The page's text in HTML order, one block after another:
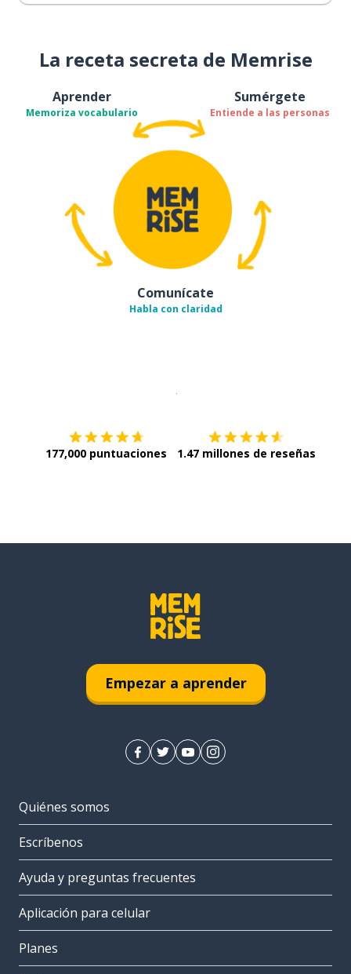
La receta secreta de Memrise
Aprender
Memoriza vocabulario
Sumérgete
Entiende a las personas
Comunícate
Habla con claridad
177,000 puntuaciones 1.47 millones de reseñas
Empezar a aprender
Quiénes somos
Escríbenos
Ayuda y preguntas frecuentes
Aplicación para celular
Planes